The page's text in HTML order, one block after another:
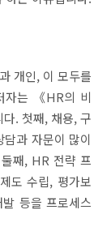
개인, 이 모두를
자는 《HR의 비
. 첫째, 채용, 구
과 자문이 많이
째, HR 전략 프
도 수립, 평가보
등을 프로세스